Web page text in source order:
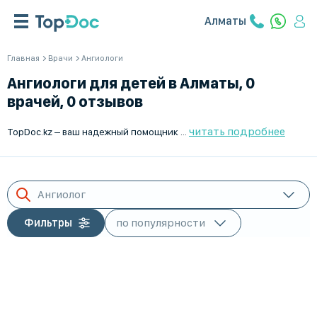
Алматы
Главная Врачи Ангиологи
Ангиологи для детей в Алматы, 0
врачей, 0 отзывов
читать подробнее
Ангиолог
Фильтры